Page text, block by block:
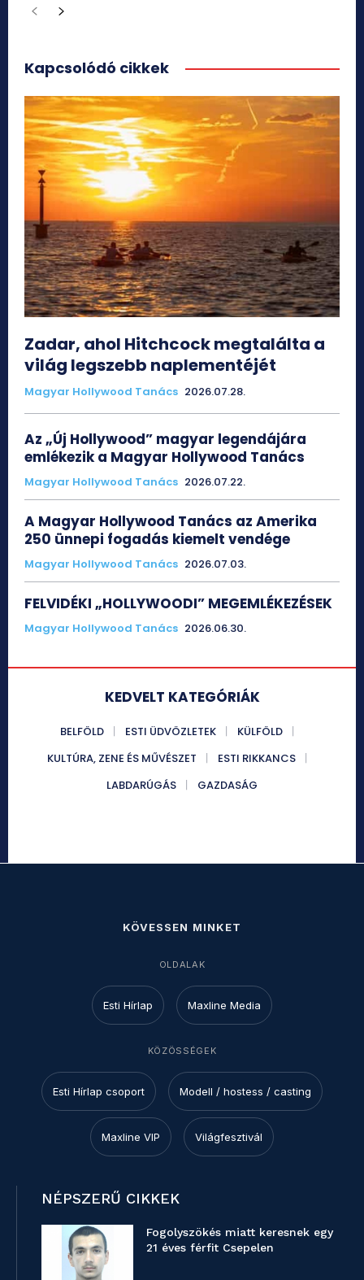
Kapcsolódó cikkek
Zadar, ahol Hitchcock megtalálta a
világ legszebb naplementéjét
Magyar Hollywood Tanács 2026.07.28.
Az „Új Hollywood” magyar legendájára
emlékezik a Magyar Hollywood Tanács
Magyar Hollywood Tanács 2026.07.22.
A Magyar Hollywood Tanács az Amerika
250 ünnepi fogadás kiemelt vendége
Magyar Hollywood Tanács 2026.07.03.
FELVIDÉKI „HOLLYWOODI” MEGEMLÉKEZÉSEK
Magyar Hollywood Tanács 2026.06.30.
KEDVELT KATEGÓRIÁK
BELFÖLD ESTI ÜDVÖZLETEK
KÜLFÖLD
KULTÚRA, ZENE ÉS MŰVÉSZET
ESTI RIKKANCS
LABDARÚGÁS
GAZDASÁG
KÖVESSEN MINKET
OLDALAK
Esti Hírlap Maxline Media
KÖZÖSSÉGEK
Esti Hírlap csoport Modell / hostess / casting
Maxline VIP Világfesztivál
NÉPSZERŰ CIKKEK
Fogolyszökés miatt keresnek egy
21 éves férfit Csepelen